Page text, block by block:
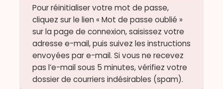
Pour réinitialiser votre mot de passe,
cliquez sur le lien « Mot de passe oublié »
sur la page de connexion, saisissez votre
adresse e-mail, puis suivez les instructions
envoyées par e-mail. Si vous ne recevez
pas l’e-mail sous 5 minutes, vérifiez votre
dossier de courriers indésirables (spam).